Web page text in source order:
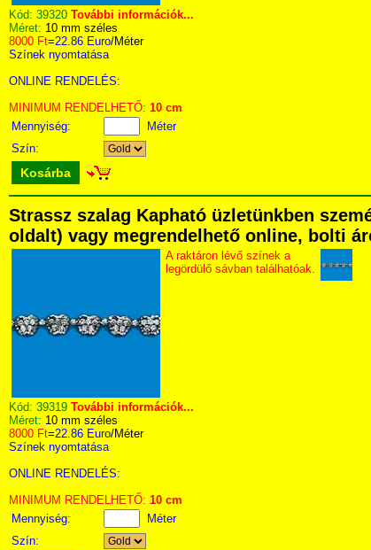
Kód: 39320 További információk...
Méret: 10 mm széles
8000 Ft=22.86 Euro/Méter
Színek nyomtatása
ONLINE RENDELÉS:
MINIMUM RENDELHETŐ: 10 cm
Mennyiség:
Méter
Szín:
Kosárba
Strassz szalag Kapható üzletünkben
oldalt) vagy megrendelhető online, bolti
A raktáron lévő színek a
legördülő sávban találhatóak.
Kód: 39319 További információk...
Méret: 10 mm széles
8000 Ft=22.86 Euro/Méter
Színek nyomtatása
ONLINE RENDELÉS:
MINIMUM RENDELHETŐ: 10 cm
Mennyiség:
Méter
Szín: